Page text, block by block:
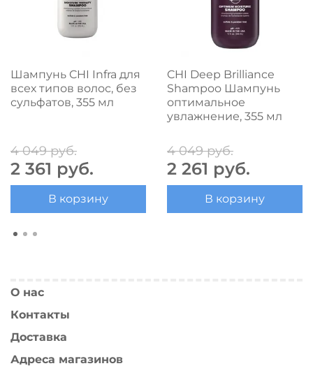
Шампунь CHI Infra для
всех типов волос, без
сульфатов, 355 мл
4 049 руб.
2 361 руб.
В корзину
CHI Deep Brilliance
Shampoo Шампунь
оптимальное
увлажнение, 355 мл
4 049 руб.
2 261 руб.
В корзину
О нас
Контакты
Доставка
Адреса магазинов